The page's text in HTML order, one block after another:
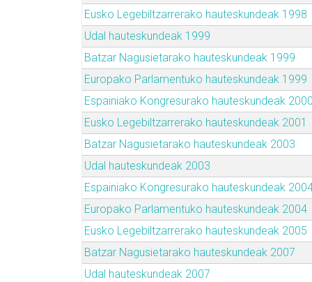
Eusko Legebiltzarrerako hauteskundeak 1998
Udal hauteskundeak 1999
Batzar Nagusietarako hauteskundeak 1999
Europako Parlamentuko hauteskundeak 1999
Espainiako Kongresurako hauteskundeak 2000
Eusko Legebiltzarrerako hauteskundeak 2001
Batzar Nagusietarako hauteskundeak 2003
Udal hauteskundeak 2003
Espainiako Kongresurako hauteskundeak
Europako Parlamentuko hauteskundeak 2004
Eusko Legebiltzarrerako hauteskundeak 2005
Batzar Nagusietarako hauteskundeak 2007
Udal hauteskundeak 2007